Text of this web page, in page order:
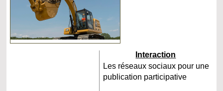
Interaction
Les réseaux sociaux pour une
publication participative